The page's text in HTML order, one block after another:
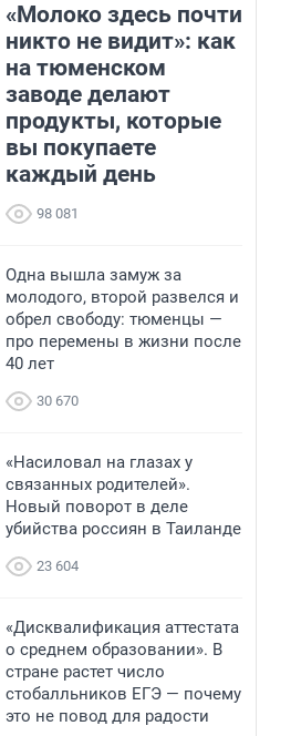
«Молоко здесь почти
никто не видит»: как
на тюменском
заводе делают
продукты, которые
вы покупаете
каждый день
98 081
Одна вышла замуж за
молодого, второй развелся и
обрел свободу: тюменцы —
про перемены в жизни после
40 лет
30 670
«Насиловал на глазах у
связанных родителей».
Новый поворот в деле
убийства россиян в Таиланде
23 604
«Дисквалификация аттестата
о среднем образовании». В
стране растет число
стобалльников ЕГЭ — почему
это не повод для радости